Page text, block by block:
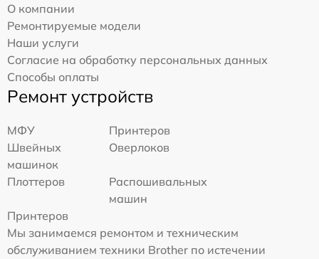
О компании
Ремонтируемые модели
Наши услуги
Согласие на обработку персональных данных
Способы оплаты
Ремонт устройств
МФУ
Принтеров
Швейных
машинок
Оверлоков
Плоттеров
Распошивальных
машин
Принтеров
Мы занимаемся ремонтом и техническим
обслуживанием техники Brother по истечении